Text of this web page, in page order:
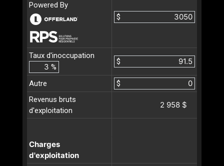
Powered By
$
Taux d'inoccupation
%
$
Autre
$
Revenus bruts
d'exploitation
2 958 $
Charges
d'exploitation